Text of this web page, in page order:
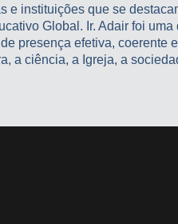
e instituições que se
Global. Ir. Adair foi
presença efetiva, coerente
a ciência, a Igreja, a